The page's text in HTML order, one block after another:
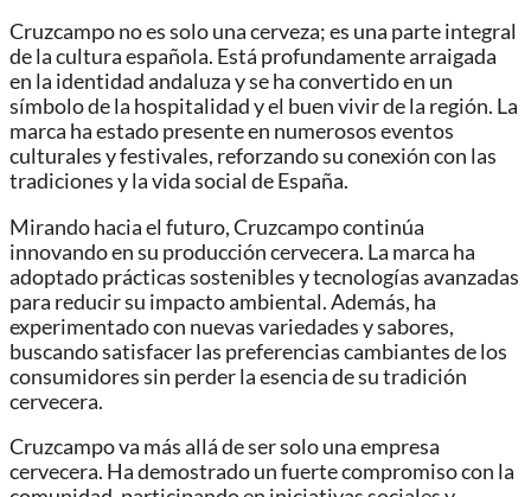
Cruzcampo no es solo una cerveza; es una parte integral
de la cultura española. Está profundamente arraigada
en la identidad andaluza y se ha convertido en un
símbolo de la hospitalidad y el buen vivir de la región. La
marca ha estado presente en numerosos eventos
culturales y festivales, reforzando su conexión con las
tradiciones y la vida social de España.
Mirando hacia el futuro, Cruzcampo continúa
innovando en su producción cervecera. La marca ha
adoptado prácticas sostenibles y tecnologías avanzadas
para reducir su impacto ambiental. Además, ha
experimentado con nuevas variedades y sabores,
buscando satisfacer las preferencias cambiantes de los
consumidores sin perder la esencia de su tradición
cervecera.
Cruzcampo va más allá de ser solo una empresa
cervecera. Ha demostrado un fuerte compromiso con la